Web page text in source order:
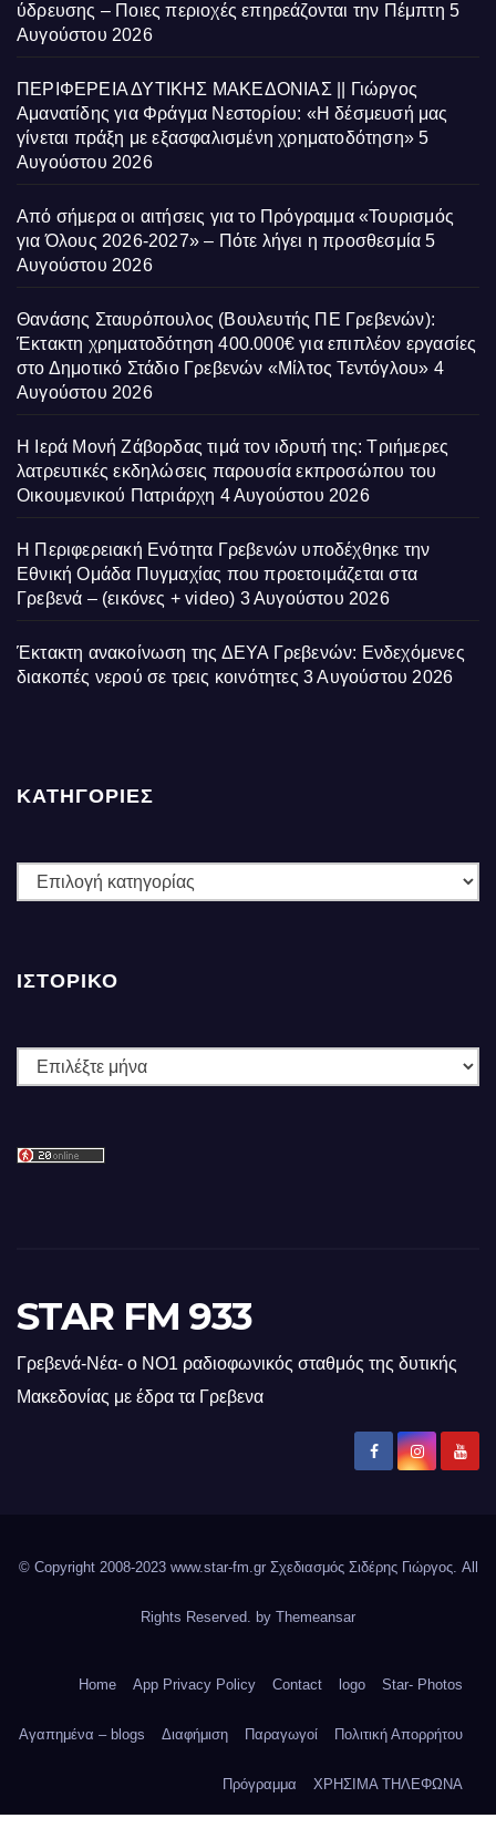
ύδρευσης – Ποιες περιοχές επηρεάζονται την Πέμπτη 5
Αυγούστου 2026
ΠΕΡΙΦΕΡΕΙΑ ΔΥΤΙΚΗΣ ΜΑΚΕΔΟΝΙΑΣ || Γιώργος
Αμανατίδης για Φράγμα Νεστορίου: «Η δέσμευσή μας
γίνεται πράξη με εξασφαλισμένη χρηματοδότηση» 5
Αυγούστου 2026
Από σήμερα οι αιτήσεις για το Πρόγραμμα «Τουρισμός
για Όλους 2026-2027» – Πότε λήγει η προσθεσμία 5
Αυγούστου 2026
Θανάσης Σταυρόπουλος (Βουλευτής ΠΕ Γρεβενών):
Έκτακτη χρηματοδότηση 400.000€ για επιπλέον εργασίες
στο Δημοτικό Στάδιο Γρεβενών «Μίλτος Τεντόγλου» 4
Αυγούστου 2026
Η Ιερά Μονή Ζάβορδας τιμά τον ιδρυτή της: Τριήμερες
λατρευτικές εκδηλώσεις παρουσία εκπροσώπου του
Οικουμενικού Πατριάρχη 4 Αυγούστου 2026
Η Περιφερειακή Ενότητα Γρεβενών υποδέχθηκε την
Εθνική Ομάδα Πυγμαχίας που προετοιμάζεται στα
Γρεβενά – (εικόνες + video) 3 Αυγούστου 2026
Έκτακτη ανακοίνωση της ΔΕΥΑ Γρεβενών: Ενδεχόμενες
διακοπές νερού σε τρεις κοινότητες 3 Αυγούστου 2026
ΚΑΤΗΓΟΡΙΕΣ
ΚΑΤΗΓΟΡΙΕΣ
ΙΣΤΟΡΙΚΌ
Ιστορικό
STAR FM 933
Γρεβενά-Νέα- ο ΝΟ1 ραδιοφωνικός σταθμός της δυτικής
Μακεδονίας με έδρα τα Γρεβενα
© Copyright 2008-2023 www.star-fm.gr Σχεδιασμός Σιδέρης Γιώργος. All
Rights Reserved. by Themeansar
Home App Privacy Policy Contact logo Star- Photos
Αγαπημένα – blogs Διαφήμιση Παραγωγοί Πολιτική Απορρήτου
Πρόγραμμα ΧΡΗΣΙΜΑ ΤΗΛΕΦΩΝΑ